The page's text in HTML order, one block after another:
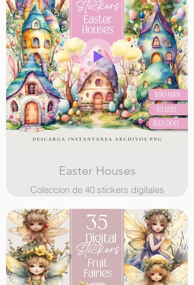
Easter Houses
Coleccion de 40 stickers digitales